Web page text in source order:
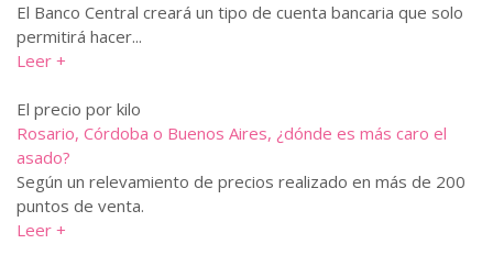
El Banco Central creará un tipo de cuenta bancaria que solo
permitirá hacer...
Leer +
El precio por kilo
Rosario, Córdoba o Buenos Aires, ¿dónde es más caro el
asado?
Según un relevamiento de precios realizado en más de 200
puntos de venta.
Leer +